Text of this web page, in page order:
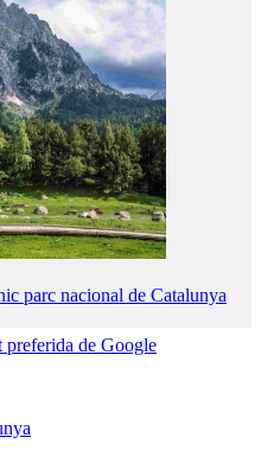
parc nacional de Catalunya
preferida de Google